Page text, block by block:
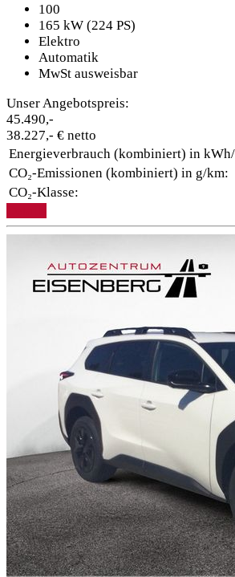
100
165 kW (224 PS)
Elektro
Automatik
MwSt ausweisbar
Unser Angebotspreis:
45.490,-
38.227,- € netto
Energieverbrauch (kombiniert) in
CO₂-Emissionen (kombiniert) in g/km:
CO₂-Klasse: